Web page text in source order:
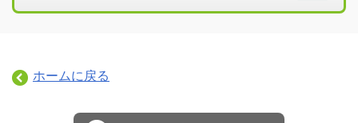
ホームに戻る